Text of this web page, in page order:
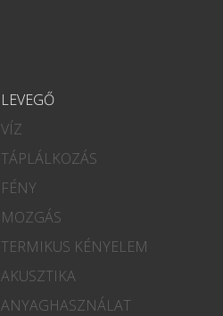
LEVEGŐ
VÍZ
TÁPLÁLKOZÁS
FÉNY
MOZGÁS
TERMIKUS KÉNYELEM
AKUSZTIKA
ANYAGHASZNÁLAT